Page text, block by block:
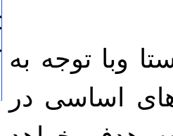
وبا توجه به
اساسی در